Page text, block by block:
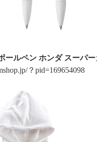
ールペン ホンダ スーパ
？pid=169654098